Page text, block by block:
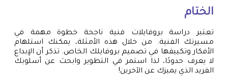
الختام
تعتبر دراسة بروفايلات فنية ناجحة خطوة مهمة في
مسيرتك الفنية. من خلال هذه الأمثلة، يمكنك استلهام
الأفكار وتكييفها في تصميم بروفايلك الخاص. تذكر أن الإبداع
لا يعرف حدودًا، لذا استمر في التطوير وابحث عن أسلوبك
الفريد الذي يميزك عن الآخرين!